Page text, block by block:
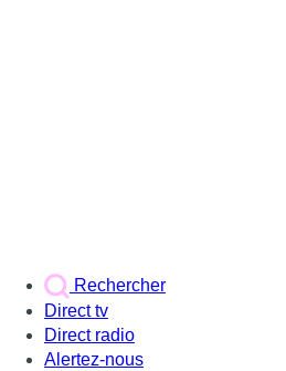
Rechercher
Direct tv
Direct radio
Alertez-nous